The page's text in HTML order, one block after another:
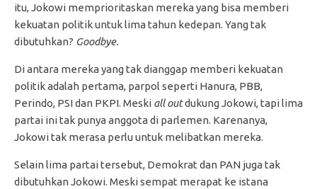
itu, Jokowi memprioritaskan mereka yang bisa memberi
kekuatan politik untuk lima tahun kedepan. Yang tak
dibutuhkan? Goodbye.
Di antara mereka yang tak dianggap memberi kekuatan
politik adalah pertama, parpol seperti Hanura, PBB,
Perindo, PSI dan PKPI. Meski all outdukung Jokowi, tapi lima
partai ini tak punya anggota di parlemen. Karenanya,
Jokowi tak merasa perlu untuk melibatkan mereka.
Selain lima partai tersebut, Demokrat dan PAN juga tak
dibutuhkan Jokowi. Meski sempat merapat ke istana